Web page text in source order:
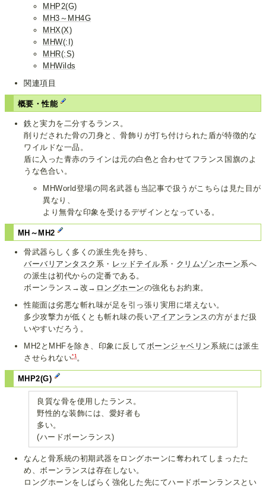
MHP2(G)
MH3～MH4G
MHX(X)
MHW(:I)
MHR(:S)
MHWilds
関連項目
概要・性能
鉄 と実力を二分するランス。
削りだされた骨の刀身と、骨飾りが打ち付けられた盾が特徴的な
ワイルドな一品。
盾に入った青赤のラインは元の白色と合わせてフランス国旗のよ
うな色合い。
MHWorld登場の同名武器も当記事で扱うがこちらは見た目が
異なり、
より無骨な印象を受けるデザインとなっている。
MH～MH2
骨武器らしく多くの派生先を持ち、
バーバリアンタスク 系・ レッドテイル系・ クリムゾンホーン系へ
の派生は初代からの定番である。
ボーンランス→改→ ロングホーンの強化もお約束。
性能面は劣悪な斬れ味が足を引っ張り実用に堪えない。
多少攻撃力が低くとも斬れ味の長いアイアンランスの方がまだ扱
いやすいだろう。
MH2とMHFを除き、印象に反してボーンジャベリン 系統には派生
させられない*1。
MHP2(G)
良質な骨を使用したランス。
野性的な装飾には、愛好者も
多い。
(ハードボーンランス)
なんと骨系統の初期武器をロングホーンに奪われてしまったた
め、ボーンランスは存在しない。
ロングホーンをしばらく強化した先にてハードボーンランスとい